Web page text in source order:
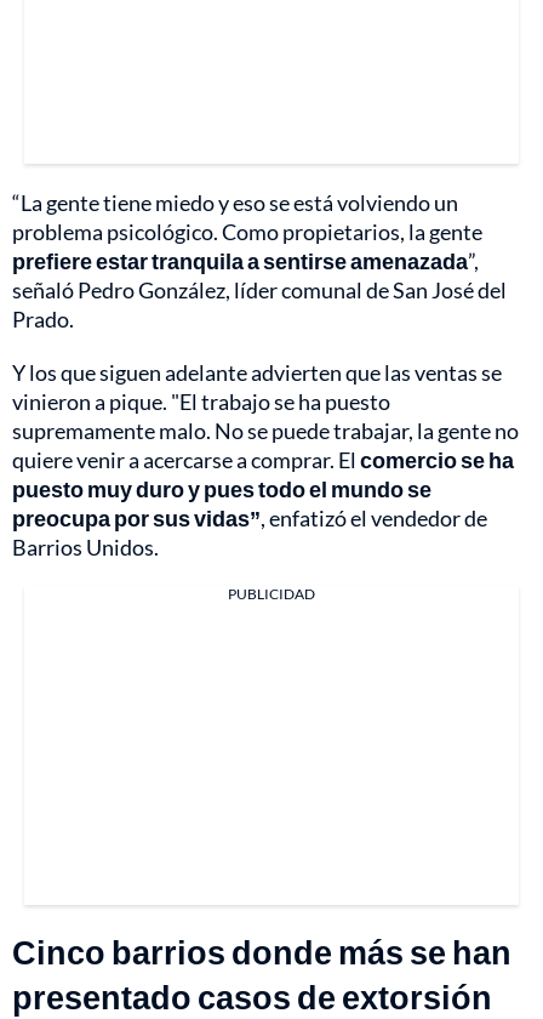
“La gente tiene miedo y eso se está volviendo un
problema psicológico. Como propietarios, la gente
prefiere estar tranquila a sentirse amenazada”,
señaló Pedro González, líder comunal de San José del
Prado.
Y los que siguen adelante advierten que las ventas se
vinieron a pique. "El trabajo se ha puesto
supremamente malo. No se puede trabajar, la gente no
quiere venir a acercarse a comprar. Elcomercio se ha
puesto muy duro y pues todo el mundo se
preocupa por sus vidas”, enfatizó el vendedor de
Barrios Unidos.
PUBLICIDAD
Cinco barrios donde más se han
presentado casos de extorsión